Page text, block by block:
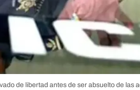
de libertad antes de ser absuelto de las